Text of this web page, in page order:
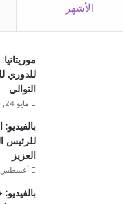
الأشهر
للدوري
التوالي
مايو 24, 2026
للرئيس
العزيز
أغسطس 14,